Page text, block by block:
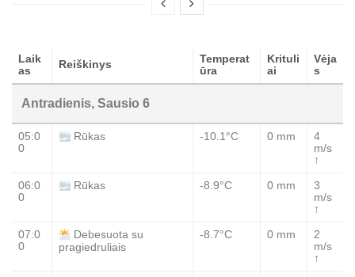
Laik
as
Reiškinys
Temperat
ūra
Krituli
ai
Vėja
s
Antradienis, Sausio 6
05:0
0
Rūkas -10.1°C 0 mm
4
m/s
↑
06:0
0
Rūkas -8.9°C 0 mm
3
m/s
↑
07:0
0
Debesuota su
pragiedruliais
-8.7°C 0 mm
2
m/s
↑